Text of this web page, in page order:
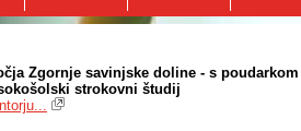
Zgornje savinjske doline - s poudarkom
strokovni študij